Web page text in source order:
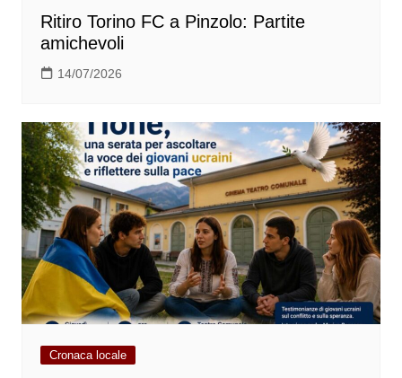
Ritiro Torino FC a Pinzolo: Partite
amichevoli
14/07/2026
Cronaca locale